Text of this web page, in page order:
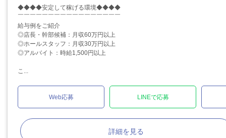
◆◆◆◆安定して稼げる環境◆◆◆◆
￣￣￣￣￣￣￣￣￣￣￣￣￣￣￣￣￣
給与例をご紹介
◎店長・幹部候補：月収60万円以上
◎ホールスタッフ：月収30万円以上
◎アルバイト：時給1,500円以上
こ...
Web応募 LINEで応募
詳細を見る